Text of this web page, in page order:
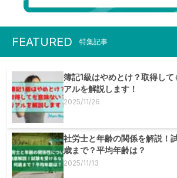
FEATURED 特集記事
簿記1級はやめとけ？取得して
アルを解説します！
2025/11/26
社労士と年齢の関係を解説！
歳まで？平均年齢は？
2025/11/13